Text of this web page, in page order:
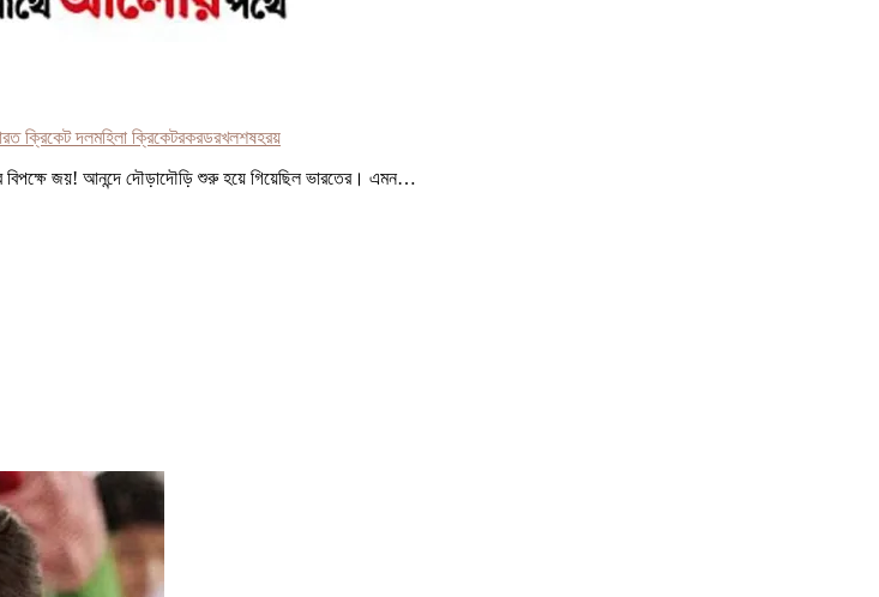
ক্রিকেট দলমহিলা ক্রিকেটরকরডরখলশষহরয়
বিপক্ষে জয়! আনন্দে দৌড়াদৌড়ি শুরু হয়ে গিয়েছিল ভারতের। এমন…